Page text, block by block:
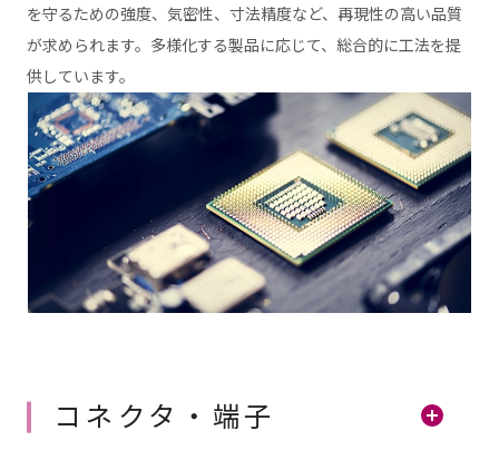
を守るための強度、気密性、寸法精度など、再現性の高い品質
が求められます。多様化する製品に応じて、総合的に工法を提
供しています。
コネクタ・端子